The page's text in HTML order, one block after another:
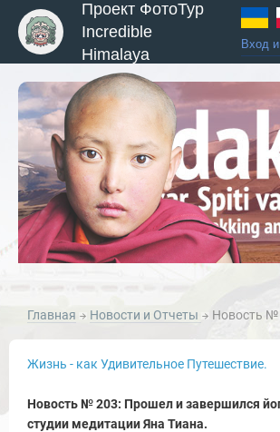
Проект ФотоТур
Incredible
Himalaya
Вход и
Главная Новости и Отчеты Новость № 203: Прошел и
Жизнь - как Удивительное Путешествие.
Новость № 203: Прошел и завершился
студии медитации Яна Тиана.